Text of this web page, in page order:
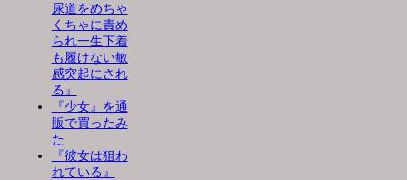
尿道をめちゃ
くちゃに責め
られ一生下着
も履けない敏
感突起にされ
る』
『少女』を通
販で買ったみ
た
『彼女は狙わ
れている』